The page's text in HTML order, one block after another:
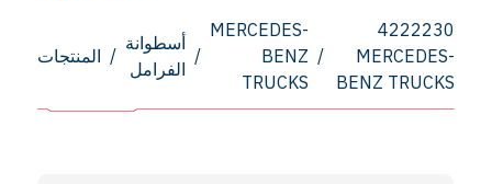
المنتجات /
أسطوانة
الفرامل
/
MERCEDES-
BENZ
TRUCKS
/
4222230
MERCEDES-
BENZ TRUCKS